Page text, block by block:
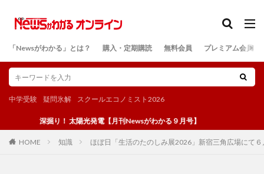
「Newsがわかる」とは？ 購入・定期購読 無料会員 プレミアム会員
中学受験 疑問氷解 スクールエコノミスト2026
深掘り！ 太陽光発電【月刊Newsがわかる９月号】
HOME 知識 ほぼ日「生活のたのしみ展2026」新宿三角広場にて
検索